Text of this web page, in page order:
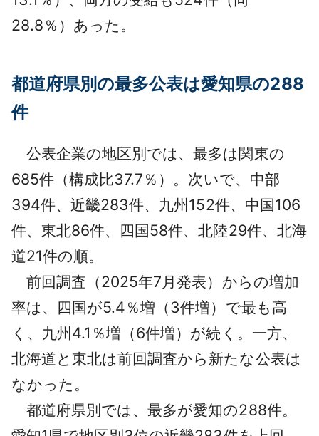
28.8％）あった。
都道府県別の最多公表は愛知県の288
件
公表企業の地区別では、最多は関東の
685件（構成比37.7％）。次いで、中部
394件、近畿283件、九州152件、中国106
件、東北86件、四国58件、北陸29件、北海
道21件の順。
前回調査（2025年7月発表）からの増加
率は、四国が5.4％増（3件増）で最も高
く、九州4.1％増（6件増）が続く。一方、
北海道と東北は前回調査から新たな公表は
なかった。
都道府県別では、最多が愛知の288件。